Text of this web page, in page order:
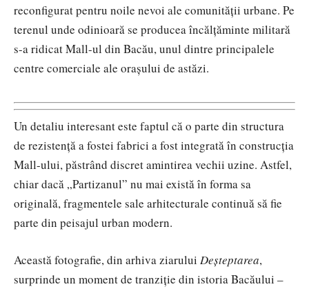
reconfigurat pentru noile nevoi ale comunității urbane. Pe
terenul unde odinioară se producea încălțăminte militară
s-a ridicat Mall-ul din Bacău, unul dintre principalele
centre comerciale ale orașului de astăzi.
Un detaliu interesant este faptul că o parte din structura
de rezistență a fostei fabrici a fost integrată în construcția
Mall-ului, păstrând discret amintirea vechii uzine. Astfel,
chiar dacă „Partizanul” nu mai există în forma sa
originală, fragmentele sale arhitecturale continuă să fie
parte din peisajul urban modern.
Această fotografie, din arhiva ziarului Deșteptarea,
surprinde un moment de tranziție din istoria Bacăului –